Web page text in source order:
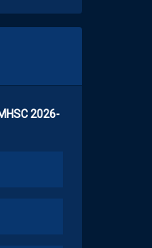
2026-